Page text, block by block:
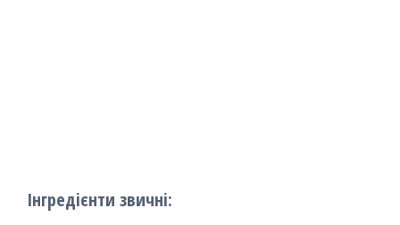
Інгредієнти звичні: